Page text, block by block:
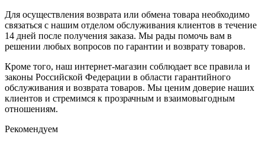
Для осуществления возврата или обмена товара необходимо
связаться с нашим отделом обслуживания клиентов в течение
14 дней после получения заказа. Мы рады помочь вам в
решении любых вопросов по гарантии и возврату товаров.
Кроме того, наш интернет-магазин соблюдает все правила и
законы Российской Федерации в области гарантийного
обслуживания и возврата товаров. Мы ценим доверие наших
клиентов и стремимся к прозрачным и взаимовыгодным
отношениям.
Рекомендуем